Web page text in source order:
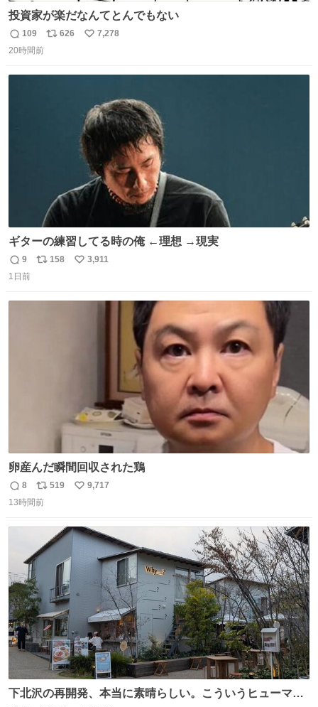
投資家が楽だなんてとんでもない
返
信
109
リ
626
い
7,278
20時間前
ギターの練習してる時の俺 ←理想 →現実
返
信
9
リ
158
い
3,911
1日前
卵産んだ瞬間回収された鶏
返
信
8
リ
ポ
数
519
い
数
9,717
13時間前
下北沢の再開発、本当に素晴らしい。こういうヒューマン